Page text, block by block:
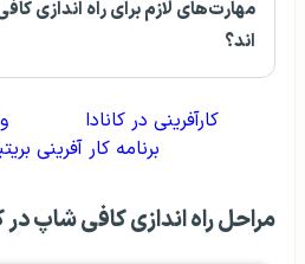
مهارت‌های لازم برای راه اندازی
اند؟
کارآفرینی در کانادا
برنامه کار آفرینی
مراحل راه اندازی کافی شاپ در